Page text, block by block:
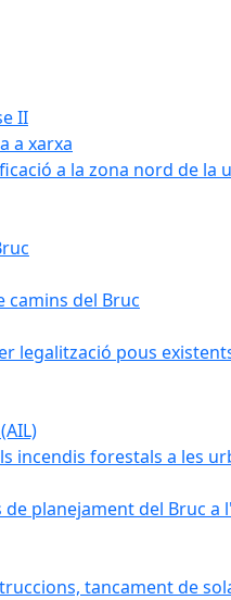
II
a xarxa
a la zona nord de la
camins del Bruc
pous
incendis forestals a les
planejament del Bruc a
tancament de